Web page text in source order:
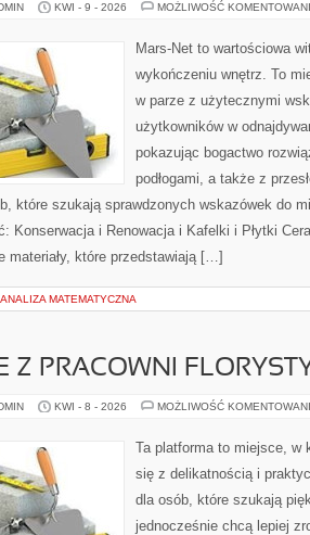
KWI - 9 - 2026 MOŻLIWOŚĆ
Mars-Net to wartościowa
wykończeniu wnętrz. To
w parze z użytecznymi
użytkowników w
pokazując bogactwo
podłogami, a także z
które szukają sprawdzonych wskazówek do
Konserwacja i Renowacja i Kafelki i Płytki
materiały, które przedstawiają […]
ANALIZA MATEMATYCZNA
Z PRACOWNI
KWI - 8 - 2026 MOŻLIWOŚĆ
Ta platforma to miejsce, w
się z delikatnością i
dla osób, które szukają
jednocześnie chcą lepiej